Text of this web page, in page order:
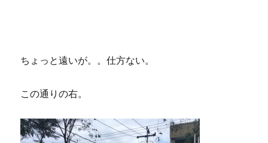
ちょっと遠いが。。仕方ない。
この通りの右。